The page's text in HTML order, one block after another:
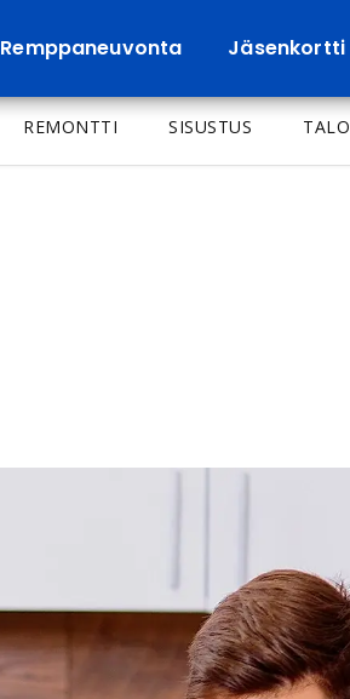
Remppaneuvonta Jäsenkortti
REMONTTI SISUSTUS TALO